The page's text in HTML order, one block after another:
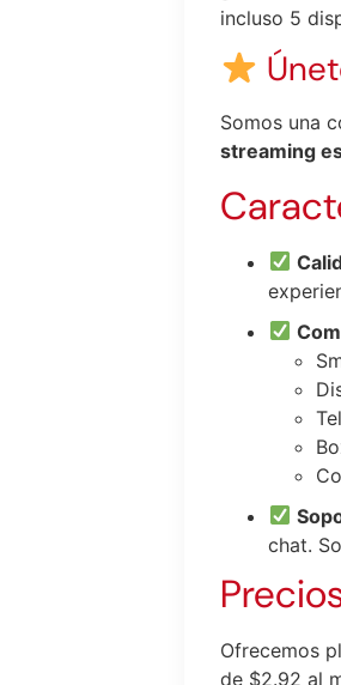
incluso 5
Somos una
streaming
chat.
Ofrecemos
de $2.92 al